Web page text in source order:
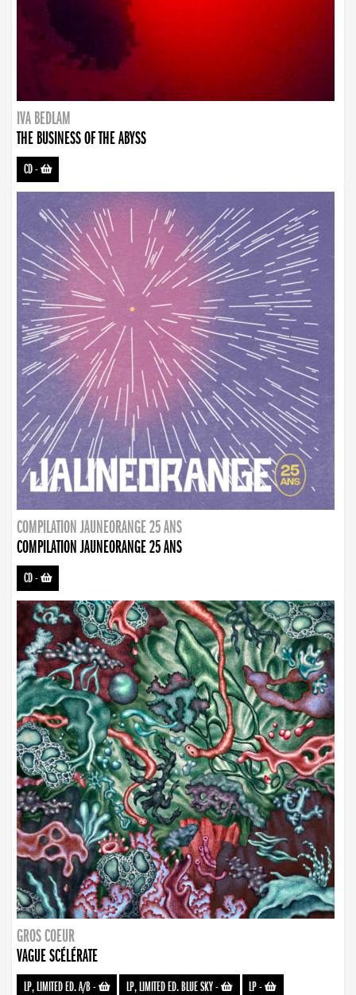
IVA BEDLAM
THE BUSINESS OF THE ABYSS
CD-
COMPILATION JAUNEORANGE 25 ANS
COMPILATION JAUNEORANGE 25 ANS
CD-
GROS COEUR
VAGUE SCÉLÉRATE
LP, LIMITED ED. A/B- LP, LIMITED ED. BLUE SKY- LP-